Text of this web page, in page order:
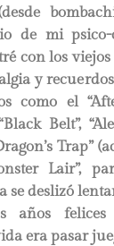
de mi
con los
y
como el
Belt”,
Trap”
Lair”,
se deslizó
años
era pasar